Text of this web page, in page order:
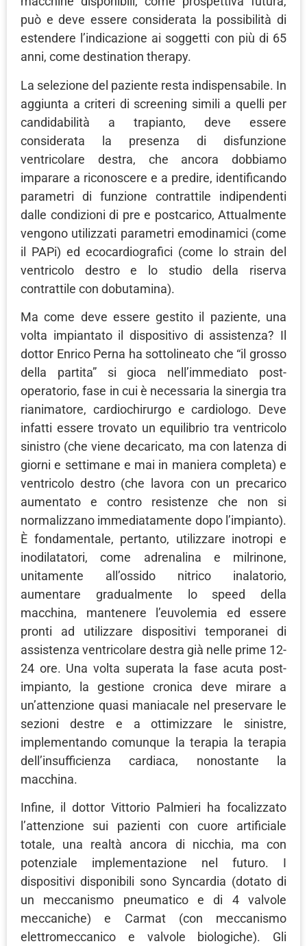
può e deve essere considerata la possibilità di
estendere l’indicazione ai soggetti con più di 65
anni, come destination therapy.
La selezione del paziente resta indispensabile. In
aggiunta a criteri di screening simili a quelli per
candidabilità a trapianto, deve essere
considerata la presenza di disfunzione
ventricolare destra, che ancora dobbiamo
imparare a riconoscere e a predire, identificando
parametri di funzione contrattile indipendenti
dalle condizioni di pre e postcarico, Attualmente
vengono utilizzati parametri emodinamici (come
il PAPi) ed ecocardiografici (come lo strain del
ventricolo destro e lo studio della riserva
contrattile con dobutamina).
Ma come deve essere gestito il paziente, una
volta impiantato il dispositivo di assistenza? Il
dottor Enrico Perna ha sottolineato che “il grosso
della partita” si gioca nell’immediato post-
operatorio, fase in cui è necessaria la sinergia tra
rianimatore, cardiochirurgo e cardiologo. Deve
infatti essere trovato un equilibrio tra ventricolo
sinistro (che viene decaricato, ma con latenza di
giorni e settimane e mai in maniera completa) e
ventricolo destro (che lavora con un precarico
aumentato e contro resistenze che non si
normalizzano immediatamente dopo l’impianto).
È fondamentale, pertanto, utilizzare inotropi e
inodilatatori, come adrenalina e milrinone,
unitamente all’ossido nitrico inalatorio,
aumentare gradualmente lo speed della
macchina, mantenere l’euvolemia ed essere
pronti ad utilizzare dispositivi temporanei di
assistenza ventricolare destra già nelle prime 12-
24 ore. Una volta superata la fase acuta post-
impianto, la gestione cronica deve mirare a
un’attenzione quasi maniacale nel preservare le
sezioni destre e a ottimizzare le sinistre,
implementando comunque la terapia la terapia
dell’insufficienza cardiaca, nonostante la
macchina.
Infine, il dottor Vittorio Palmieri ha focalizzato
l’attenzione sui pazienti con cuore artificiale
totale, una realtà ancora di nicchia, ma con
potenziale implementazione nel futuro. I
dispositivi disponibili sono Syncardia (dotato di
un meccanismo pneumatico e di 4 valvole
meccaniche) e Carmat (con meccanismo
elettromeccanico e valvole biologiche). Gli